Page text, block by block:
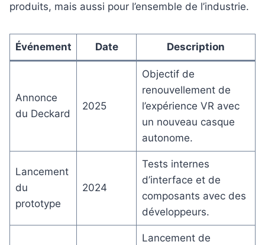
produits, mais aussi pour l’ensemble de l’industrie.
Événement Date Description
Annonce
du Deckard
2025
Objectif de
renouvellement de
l’expérience VR avec
un nouveau casque
autonome.
Lancement
du
prototype
2024
Tests internes
d’interface et de
composants avec des
développeurs.
Lancement de